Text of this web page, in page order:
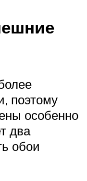
поэтому
особенно
два
обои